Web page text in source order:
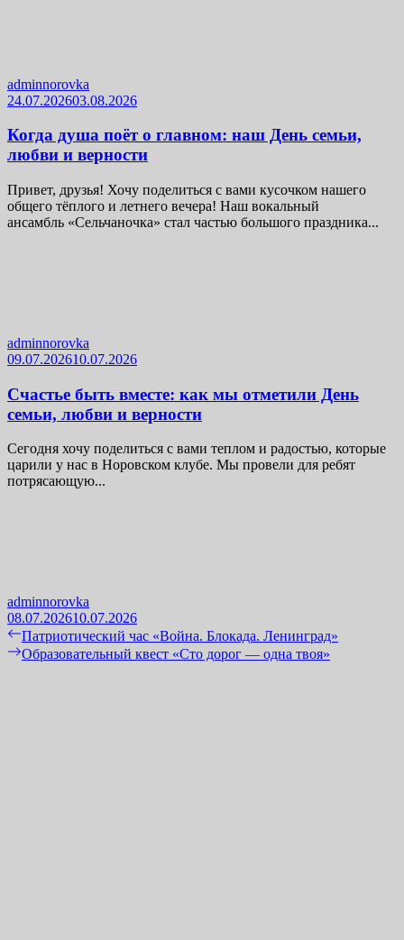
adminnorovka
24.07.202603.08.2026
Когда душа поёт о главном: наш День семьи,
любви и верности
Привет, друзья! Хочу поделиться с вами кусочком нашего
общего тёплого и летнего вечера! Наш вокальный
ансамбль «Сельчаночка» стал частью большого праздника...
adminnorovka
09.07.202610.07.2026
Счастье быть вместе: как мы отметили День
семьи, любви и верности
Сегодня хочу поделиться с вами теплом и радостью, которые
царили у нас в Норовском клубе. Мы провели для ребят
потрясающую...
adminnorovka
08.07.202610.07.2026
Навигация
по
Previous
post:
Патриотический час «Война. Блокада. Ленинград»
Next
Образовательный квест «Сто дорог — одна твоя»